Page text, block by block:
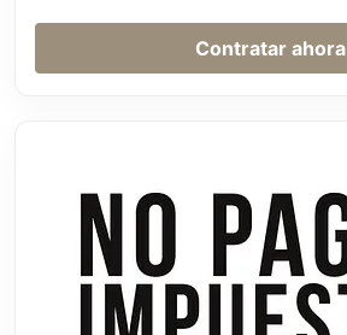
Contratar ahora